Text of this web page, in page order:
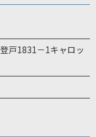
戸1831－1キャロッ